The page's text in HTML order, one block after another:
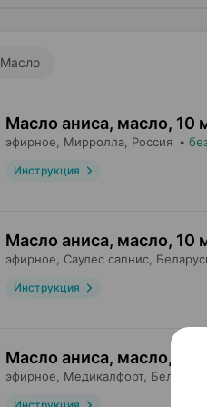
Масло
Масло аниса, масло, 10
эфирное, Мирролла , Россия •
Инструкция
Масло аниса, масло, 10
эфирное, Саулес сапнис ,
Инструкция
Масло аниса, масло, 10
эфирное, Медикалфорт, Беларусь